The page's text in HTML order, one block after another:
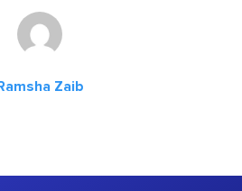
Ramsha Zaib